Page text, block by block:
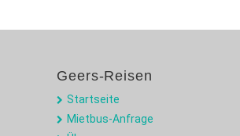
Geers-Reisen
Startseite
Mietbus-Anfrage